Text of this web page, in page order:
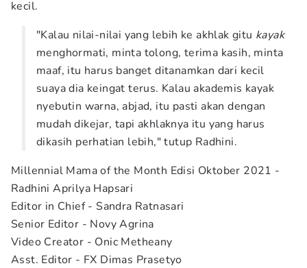
kecil.
"Kalau nilai-nilai yang lebih ke akhlak gitu kayak
menghormati, minta tolong, terima kasih, minta
maaf, itu harus banget ditanamkan dari kecil
suaya dia keingat terus. Kalau akademis kayak
nyebutin warna, abjad, itu pasti akan dengan
mudah dikejar, tapi akhlaknya itu yang harus
dikasih perhatian lebih," tutup Radhini.
Millennial Mama of the Month Edisi Oktober 2021 -
Radhini Aprilya Hapsari
Editor in Chief - Sandra Ratnasari
Senior Editor - Novy Agrina
Video Creator - Onic Metheany
Asst. Editor - FX Dimas Prasetyo